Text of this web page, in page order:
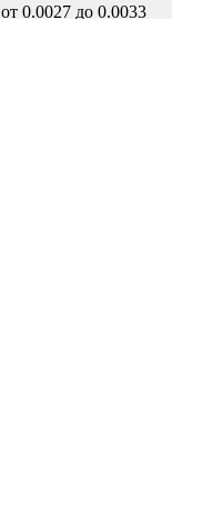
от 0.0027 до 0.0033